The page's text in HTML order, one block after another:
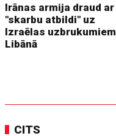
Irānas armija draud ar
"skarbu atbildi" uz
Izraēlas uzbrukumiem
Libānā
CITS